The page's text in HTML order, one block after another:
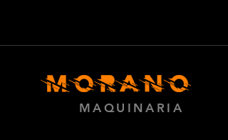
MAQUINARIA